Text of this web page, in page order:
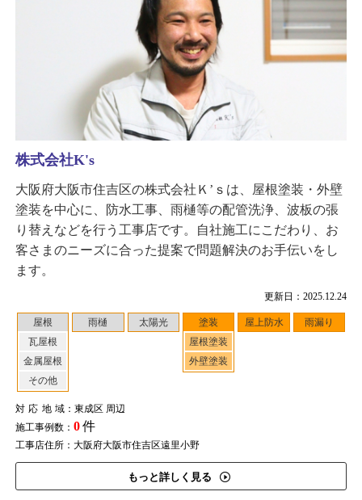
更新日：2025.12.24
屋根
瓦屋根
金属屋根
その他
雨樋 太陽光
塗装
屋根塗装
外壁塗装
屋上防水 雨漏り
対応地域：東成区 周辺
施工事例数： 0件
工事店住所：大阪府大阪市住吉区遠里小野
もっと詳しく見る
株式会社K's
大阪府大阪市住吉区の株式会社Ｋ’ｓは、屋根塗装・外壁
塗装を中心に、防水工事、雨樋等の配管洗浄、波板の張
り替えなどを行う工事店です。自社施工にこだわり、お
客さまのニーズに合った提案で問題解決のお手伝いをし
ます。